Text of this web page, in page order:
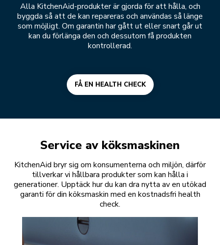
Alla KitchenAid-produkter är gjorda för att hålla, och
byggda så att de kan repareras och användas så länge
som möjligt. Om garantin har gått ut eller snart går ut
kan du förlänga den och dessutom få produkten
kontrollerad.
FÅ EN HEALTH CHECK
Service av köksmaskinen
KitchenAid bryr sig om konsumenterna och miljön, därför
tillverkar vi hållbara produkter som kan hålla i
generationer. Upptäck hur du kan dra nytta av en utökad
garanti för din köksmaskin med en kostnadsfri health
check.